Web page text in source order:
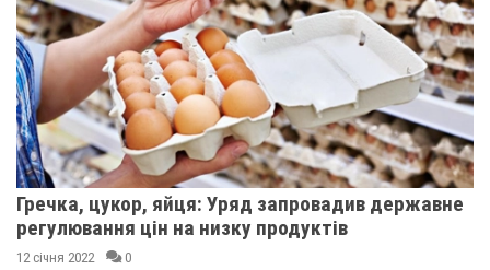
Гречка, цукор, яйця: Уряд запровадив державне
регулювання цін на низку продуктів
12 січня 2022 0